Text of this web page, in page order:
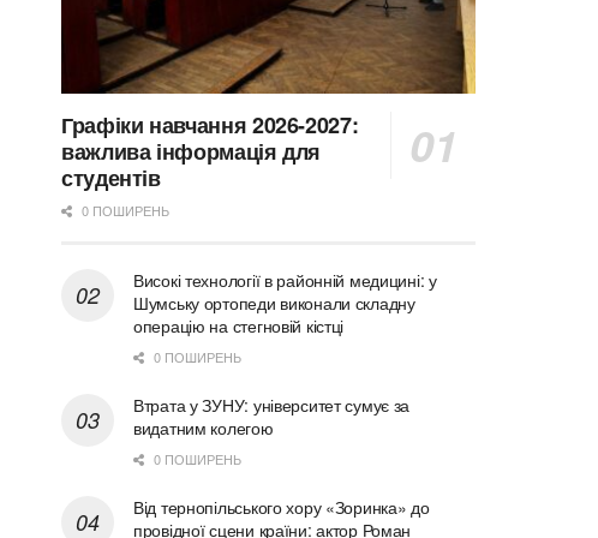
Графіки навчання 2026-2027:
важлива інформація для
студентів
0 ПОШИРЕНЬ
Високі технології в районній медицині: у
Шумську ортопеди виконали складну
операцію на стегновій кістці
0 ПОШИРЕНЬ
Втрата у ЗУНУ: університет сумує за
видатним колегою
0 ПОШИРЕНЬ
Від тернопільського хору «Зоринка» до
провідної сцени країни: актор Роман